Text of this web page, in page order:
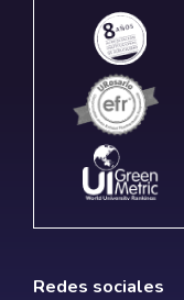
Redes sociales